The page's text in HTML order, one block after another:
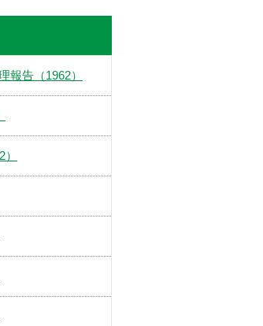
報告（1962）